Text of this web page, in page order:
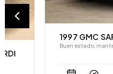
1997 GMC SAFARI 4.3
Buen estado, mantenciones y